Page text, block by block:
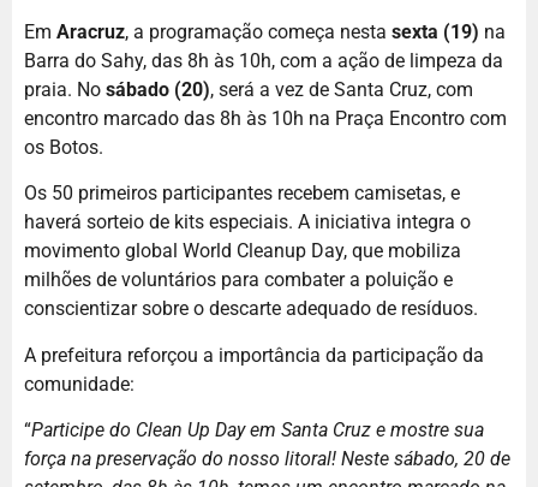
Em Aracruz, a programação começa nesta sexta (19) na
Barra do Sahy, das 8h às 10h, com a ação de limpeza da
praia. No sábado (20), será a vez de Santa Cruz, com
encontro marcado das 8h às 10h na Praça Encontro com
os Botos.
Os 50 primeiros participantes recebem camisetas, e
haverá sorteio de kits especiais. A iniciativa integra o
movimento global World Cleanup Day, que mobiliza
milhões de voluntários para combater a poluição e
conscientizar sobre o descarte adequado de resíduos.
A prefeitura reforçou a importância da participação da
comunidade:
“Participe do Clean Up Day em Santa Cruz e mostre sua
força na preservação do nosso litoral! Neste sábado, 20 de